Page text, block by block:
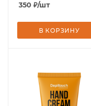
350 ₽/шт
В КОРЗИНУ